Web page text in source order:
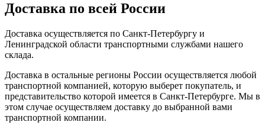
Доставка по всей России
Доставка осуществляется по Санкт-Петербургу и
Ленинградской области транспортными службами нашего
склада.
Доставка в остальные регионы России осуществляется любой
транспортной компанией, которую выберет покупатель, и
представительство которой имеется в Санкт-Петербурге. Мы в
этом случае осуществляем доставку до выбранной вами
транспортной компании.